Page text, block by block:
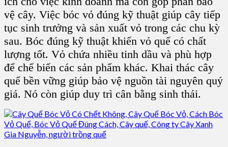
vệ cây. Việc bóc vỏ đúng kỹ thuật giúp cây tiếp
tục sinh trưởng và sản xuất vỏ trong các chu kỳ
sau. Bóc đúng kỹ thuật khiến vỏ quế có chất
lượng tốt. Vỏ chứa nhiều tinh dầu và phù hợp
để chế biến các sản phẩm khác. Khai thác cây
quế bền vững giúp bảo vệ nguồn tài nguyên quý
giá. Nó còn giúp duy trì cân bằng sinh thái.